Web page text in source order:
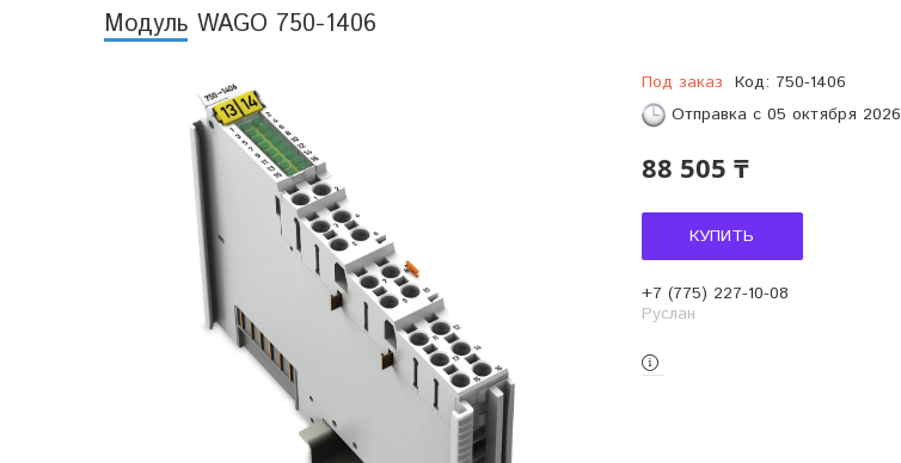
Модуль WAGO 750-1406
Под заказ Код: 750-1406
Отправка с 05 октября 2026
88 505 ₸
КУПИТЬ
+7 (775) 227-10-08
Руслан